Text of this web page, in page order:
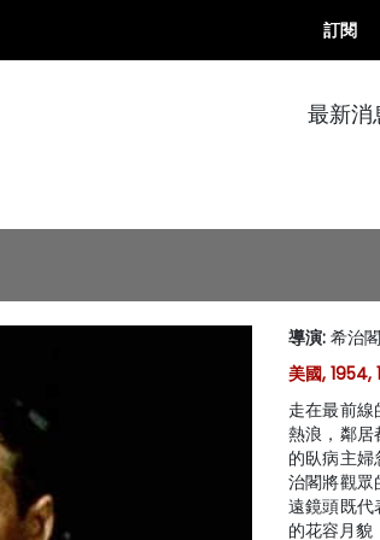
訂閱
最新消
導演: 希治閣
美國, 1954,
走在最前
熱浪，鄰居
的臥病主
治閣將觀眾
遠鏡頭既代
的花容月貌